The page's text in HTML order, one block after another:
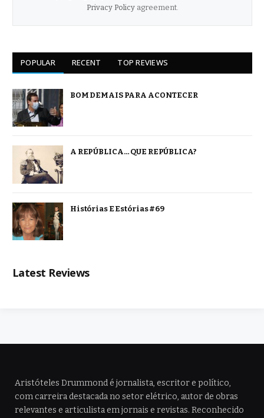
Privacy Policyagreement.
POPULAR RECENT TOP REVIEWS
BOM DEMAIS PARA ACONTECER
A REPÚBLICA… QUE REPÚBLICA?
Histórias E Estórias #69
Latest Reviews
Aristóteles Drummond é jornalista, escritor e político,
com carreira destacada no setor elétrico, autor de obras
relevantes e articulista em jornais e revistas. Reconhecido